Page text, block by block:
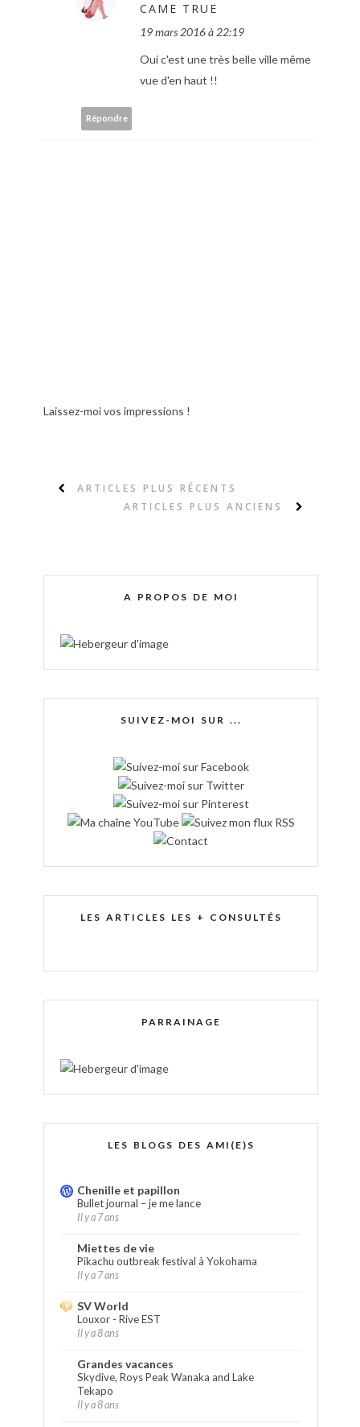
CAME TRUE
19 mars 2016 à 22:19
Oui c'est une très belle ville même
vue d'en haut !!
Répondre
Laissez-moi vos impressions !
ARTICLES PLUS RÉCENTS
ARTICLES PLUS ANCIENS
A PROPOS DE MOI
SUIVEZ-MOI SUR ...
LES ARTICLES LES + CONSULTÉS
PARRAINAGE
LES BLOGS DES AMI(E)S
Chenille et papillon
Bullet journal – je me lance
Il y a 7 ans
Miettes de vie
Pikachu outbreak festival à Yokohama
Il y a 7 ans
SV World
Louxor - Rive EST
Il y a 8 ans
Grandes vacances
Skydive, Roys Peak Wanaka and Lake
Tekapo
Il y a 8 ans